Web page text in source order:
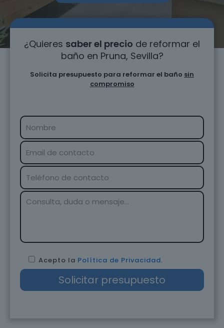
¿Quieres saber el precio de reformar el
baño en Pruna, Sevilla?
Solicita presupuesto para reformar el baño sin
compromiso
Acepto la Política de Privacidad.